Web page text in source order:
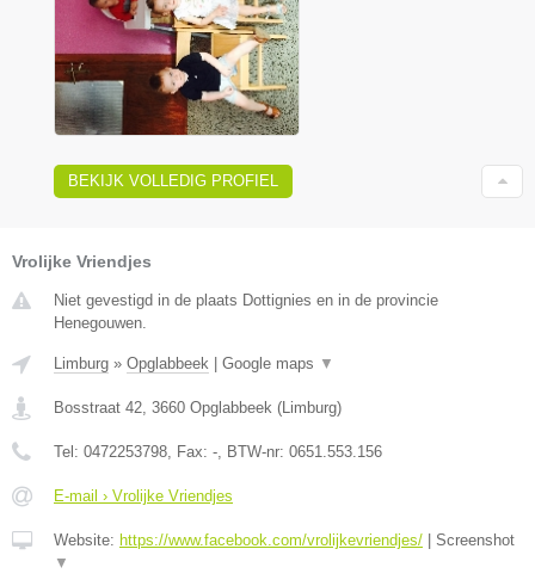
BEKIJK VOLLEDIG PROFIEL
Vrolijke Vriendjes
Niet gevestigd in de plaats Dottignies en in de provincie
Henegouwen.
Limburg » Opglabbeek Google maps ▼
Bosstraat 42, 3660 Opglabbeek (Limburg)
Tel: 0472253798, Fax: -, BTW-nr: 0651.553.156
E-mail › Vrolijke Vriendjes
Website: https://www.facebook.com/vrolijkevriendjes/
Screenshot
▼